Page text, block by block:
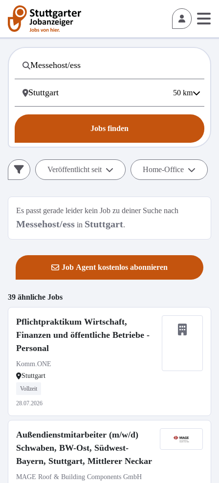
50 km
Jobs finden
Veröffentlicht seit Home-Office
Es passt gerade leider kein Job zu deiner Suche nach
Messehost/ess in Stuttgart.
Job Agent kostenlos abonnieren
39 ähnliche Jobs
Pflichtpraktikum Wirtschaft,
Finanzen und öffentliche Betriebe -
Personal
Komm.ONE
Stuttgart
Vollzeit
28.07.2026
Außendienstmitarbeiter (m/w/d)
Schwaben, BW-Ost, Südwest-
Bayern, Stuttgart, Mittlerer Neckar
MAGE Roof & Building Components GmbH